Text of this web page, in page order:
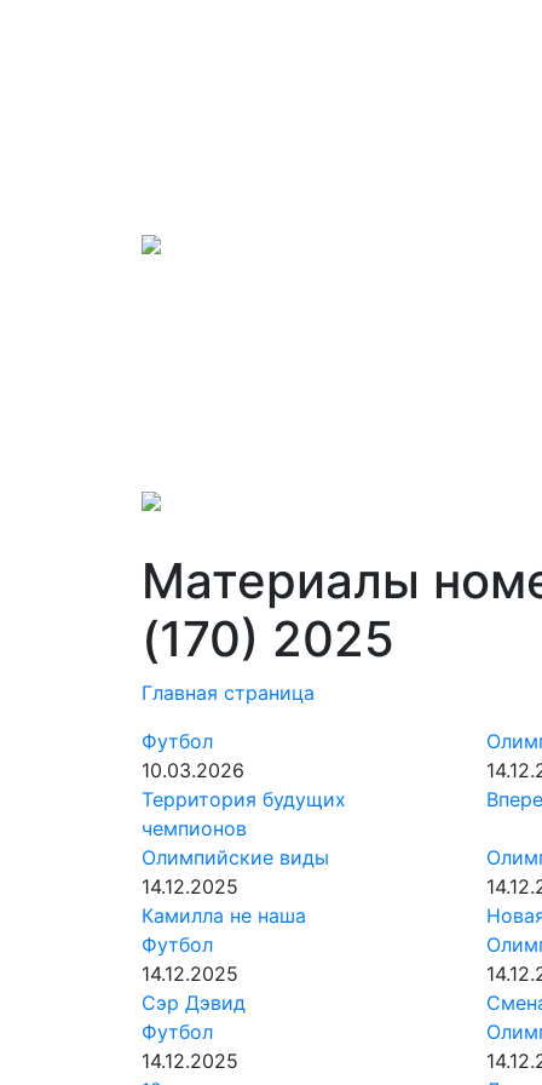
Материалы
(170) 2025
Главная страница
Футбол
10.03.2026
Территория будущих
чемпионов
Олимпийские виды
14.12.2025
Камилла не наша
Футбол
14.12.2025
Сэр Дэвид
Футбол
14.12.2025